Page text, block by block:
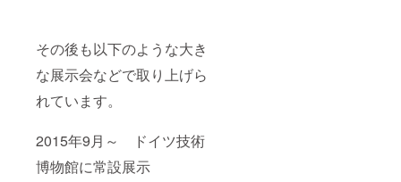
その後も以下のような大き
な展示会などで取り上げら
れています。
2015年9月～ ドイツ技術
博物館に常設展示